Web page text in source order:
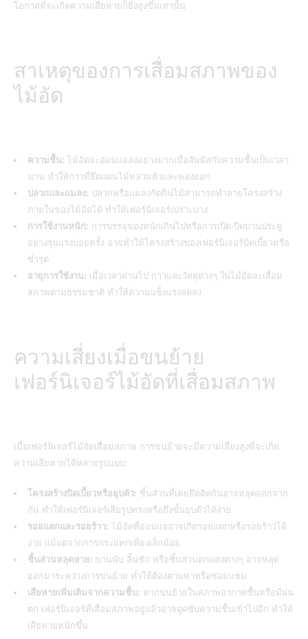
โอกาสที่จะเกิดความเสียหายก็ยิ่งสูงขึ้นเท่านั้น
สาเหตุของการเสื่อมสภาพของ
ไม้อัด
ความชื้น: ไม้อัดจะอ่อนแอลงอย่างมากเมื่อสัมผัสกับความชื้นเป็นเวลา
นาน ทำให้กาวที่ยึดแผ่นไม้หลวมตัวและพองออก
ปลวกและแมลง: ปลวกหรือแมลงกัดกินไม้สามารถทำลายโครงสร้าง
ภายในของไม้อัดได้ ทำให้เฟอร์นิเจอร์เปราะบาง
การใช้งานหนัก: การบรรจุของหนักเกินไปหรือการเปิด-ปิดบานประตู
อย่างรุนแรงบ่อยครั้ง อาจทำให้โครงสร้างของเฟอร์นิเจอร์บิดเบี้ยวหรือ
ชำรุด
อายุการใช้งาน: เมื่อเวลาผ่านไป กาวและวัสดุต่างๆ ในไม้อัดจะเสื่อม
สภาพตามธรรมชาติ ทำให้ความแข็งแรงลดลง
ความเสี่ยงเมื่อขนย้าย
เฟอร์นิเจอร์ไม้อัดที่เสื่อมสภาพ
เมื่อเฟอร์นิเจอร์ไม้อัดเสื่อมสภาพ การขนย้ายจะมีความเสี่ยงสูงที่จะเกิด
ความเสียหายได้หลายรูปแบบ:
โครงสร้างบิดเบี้ยวหรือยุบตัว: ชิ้นส่วนที่เคยยึดติดกันอาจหลุดออกจาก
กัน ทำให้เฟอร์นิเจอร์เสียรูปทรงหรือถึงขั้นยุบตัวได้ง่าย
รอยแตกและรอยร้าว: ไม้อัดที่อ่อนแออาจเกิดรอยแตกหรือรอยร้าวได้
ง่าย แม้แต่จากการกระแทกเพียงเล็กน้อย
ชิ้นส่วนหลุดหาย: บานพับ ลิ้นชัก หรือชิ้นส่วนตกแต่งต่างๆ อาจหลุด
ออกมาระหว่างการขนย้าย ทำให้ต้องตามหาหรือซ่อมแซม
เสียหายเพิ่มเติมจากความชื้น: หากขนย้ายในสภาพอากาศชื้นหรือมีฝน
ตก เฟอร์นิเจอร์ที่เสื่อมสภาพอยู่แล้วอาจดูดซับความชื้นเข้าไปอีก ทำให้
เสียหายหนักขึ้น